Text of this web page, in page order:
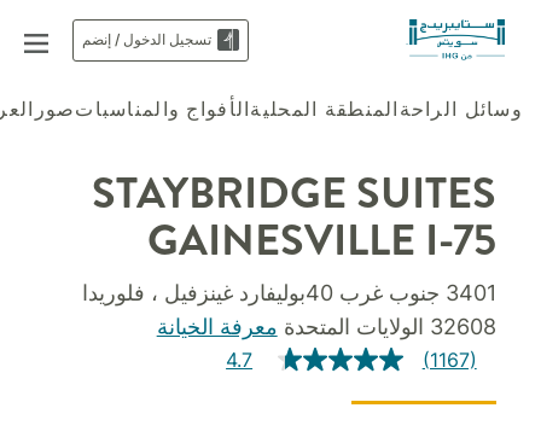
تسجيل الدخول / إنضم
وسائل الراحةالمنطقة المحليةالأفواج والمناسباتصور
STAYBRIDGE SUITES
GAINESVILLE I-75
3401 جنوب غرب 40بوليفارد غينزفيل ، فلوريدا
32608 الولايات المتحدة
معرفة الخيانة
4.7 (1167)